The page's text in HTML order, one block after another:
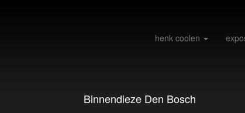
henk coolen
Binnendieze Den Bosch